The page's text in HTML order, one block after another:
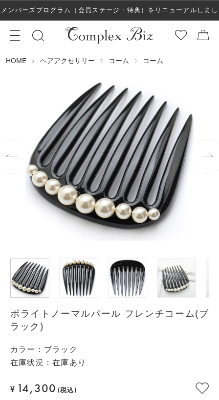
メンバーズプログラム（会員ステージ・特典）をリニューアルしまし
た！
HOME ヘアアクセサリー コーム コーム
ポライトノーマルパール フレンチコーム(ブ
ラック)
カラー ： ブラック
在庫状況：在庫あり
¥ 14,300 (税込)